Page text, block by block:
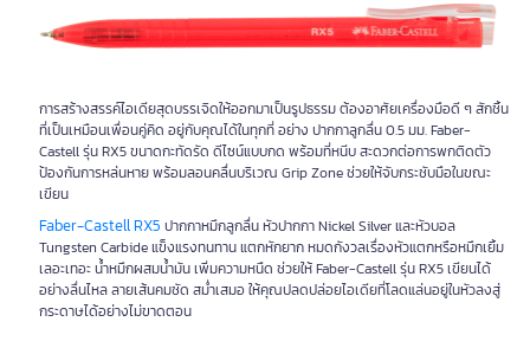
การสร้างสรรค์ไอเดียสุดบรรเจิดให้ออกมาเป็นรูปธรรม ต้องอาศัยเครื่องมือดี ๆ สักชิ้น
ที่เป็นเหมือนเพื่อนคู่คิด อยู่กับคุณได้ในทุกที่ อย่าง ปากกาลูกลื่น 0.5 มม. Faber-
Castell รุ่น RX5 ขนาดกะทัดรัด ดีไซน์แบบกด พร้อมที่หนีบ สะดวกต่อการพกติดตัว
ป้องกันการหล่นหาย พร้อมลอนคลื่นบริเวณ Grip Zone ช่วยให้จับกระชับมือในขณะ
เขียน
Faber-Castell RX5 ปากกาหมึกลูกลื่น หัวปากกา Nickel Silver และหัวบอล
Tungsten Carbide แข็งแรงทนทาน แตกหักยาก หมดกังวลเรื่องหัวแตกหรือหมึกเยิ้ม
เลอะเทอะ น้ำหมึกผสมน้ำมัน เพิ่มความหนืด ช่วยให้ Faber-Castell รุ่น RX5 เขียนได้
อย่างลื่นไหล ลายเส้นคมชัด สม่ำเสมอ ให้คุณปลดปล่อยไอเดียที่โลดแล่นอยู่ในหัวลงสู่
กระดาษได้อย่างไม่ขาดตอน